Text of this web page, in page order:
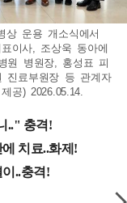
상 운용 개소식에서
이사, 조상욱 동아에
원 병원장, 홍성표 피
진료부원장 등 관계자
공) 2026.05.14.